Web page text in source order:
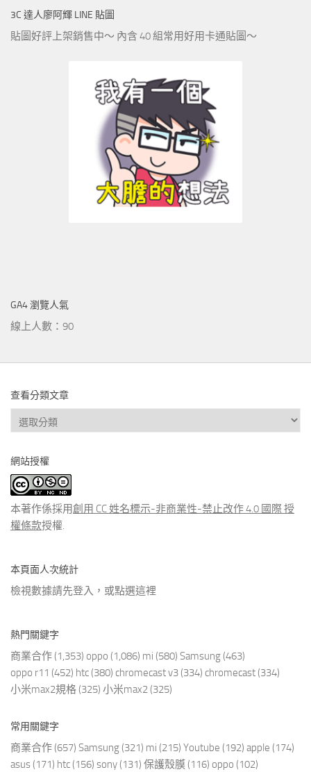
3C 達人廖阿輝 LINE 貼圖
貼圖好評上架銷售中～ 內含 40 組常用好用卡通貼圖～
GA4 瀏覽人氣
線上人數：90
查看分類文章
查
看
類
文
章
網站授權
本著作係採用創用 CC 姓名標示-非商業性-禁止改作 4.0 國際 授
權條款授權.
本頁面人次統計
檢視數據請先登入，或點選這裡
熱門關鍵字
商業合作 (1,353) oppo (1,086) mi (580) Samsung (463)
oppo r11 (452) htc (380) chromecast v3 (334) chromecast (334)
小米max2規格 (325) 小米max2 (325)
常用關鍵字
商業合作 (657) Samsung (321) mi (215) Youtube (192) apple (174)
asus (171) htc (156) sony (131) 保護殼膜 (116) oppo (102)